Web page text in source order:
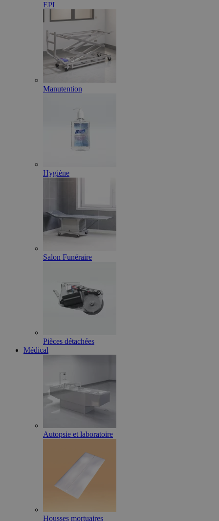
EPI
Manutention
Hygiène
Salon Funéraire
Pièces détachées
Médical
Autopsie et laboratoire
Housses mortuaires